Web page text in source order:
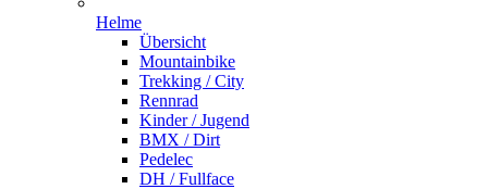
Helme
Übersicht
Mountainbike
Trekking / City
Rennrad
Kinder / Jugend
BMX / Dirt
Pedelec
DH / Fullface